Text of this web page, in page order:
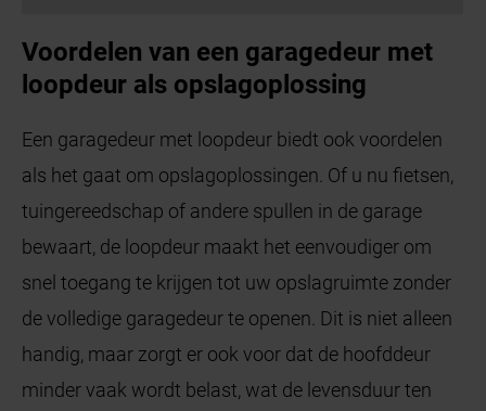
Voordelen van een garagedeur met
loopdeur als opslagoplossing
Een garagedeur met loopdeur biedt ook voordelen
als het gaat om opslagoplossingen. Of u nu fietsen,
tuingereedschap of andere spullen in de garage
bewaart, de loopdeur maakt het eenvoudiger om
snel toegang te krijgen tot uw opslagruimte zonder
de volledige garagedeur te openen. Dit is niet alleen
handig, maar zorgt er ook voor dat de hoofddeur
minder vaak wordt belast, wat de levensduur ten